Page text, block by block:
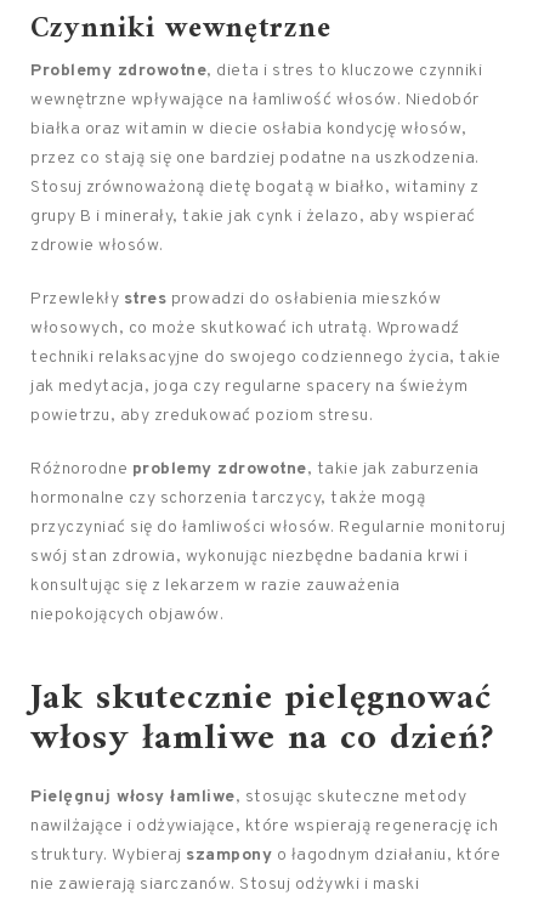
Czynniki wewnętrzne
Problemy zdrowotne, dieta i stres to kluczowe czynniki
wewnętrzne wpływające na łamliwość włosów. Niedobór
białka oraz witamin w diecie osłabia kondycję włosów,
przez co stają się one bardziej podatne na uszkodzenia.
Stosuj zrównoważoną dietę bogatą w białko, witaminy z
grupy B i minerały, takie jak cynk i żelazo, aby wspierać
zdrowie włosów.
Przewlekły stres prowadzi do osłabienia mieszków
włosowych, co może skutkować ich utratą. Wprowadź
techniki relaksacyjne do swojego codziennego życia, takie
jak medytacja, joga czy regularne spacery na świeżym
powietrzu, aby zredukować poziom stresu.
Różnorodne problemy zdrowotne, takie jak zaburzenia
hormonalne czy schorzenia tarczycy, także mogą
przyczyniać się do łamliwości włosów. Regularnie monitoruj
swój stan zdrowia, wykonując niezbędne badania krwi i
konsultując się z lekarzem w razie zauważenia
niepokojących objawów.
Jak skutecznie pielęgnować
włosy łamliwe na co dzień?
Pielęgnuj włosy łamliwe, stosując skuteczne metody
nawilżające i odżywiające, które wspierają regenerację ich
struktury. Wybieraj szampony o łagodnym działaniu, które
nie zawierają siarczanów. Stosuj odżywki i maski